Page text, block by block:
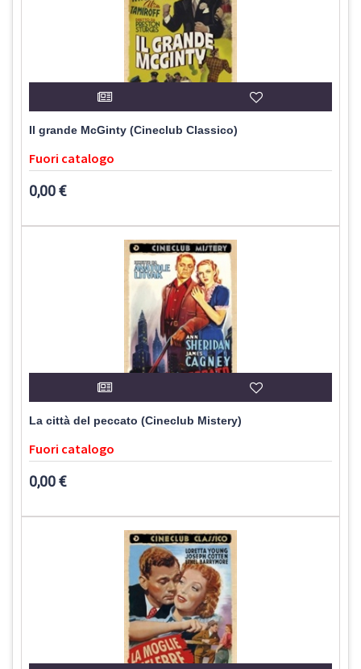
Il grande McGinty (Cineclub Classico)
Fuori catalogo
0,00 €
La città del peccato (Cineclub Mistery)
Fuori catalogo
0,00 €